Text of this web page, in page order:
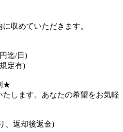
収めていただきます。
迄/日)
定有)
★
します。あなたの希望をお気軽
、返却後返金)